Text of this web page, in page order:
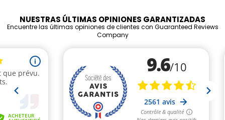
NUESTRAS ÚLTIMAS OPINIONES GARANTIZADAS
Encuentre las últimas opiniones de clientes con Guaranteed Reviews
Company